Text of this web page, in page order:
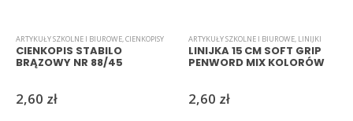
ARTYKUŁY SZKOLNE I BIUROWE,CIENKOPISY
CIENKOPIS STABILO
BRĄZOWY NR 88/45
2,60 zł
ARTYKUŁY SZKOLNE I BIUROWE, LINIJKI
LINIJKA 15 CM SOFT GRIP
PENWORD MIX KOLORÓW
2,60 zł